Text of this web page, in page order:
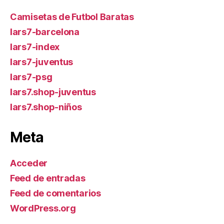
Camisetas de Futbol Baratas
lars7-barcelona
lars7-index
lars7-juventus
lars7-psg
lars7.shop-juventus
lars7.shop-niños
Meta
Acceder
Feed de entradas
Feed de comentarios
WordPress.org